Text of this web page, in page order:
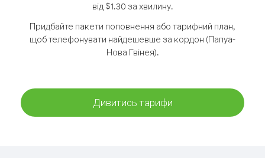
від $1.30 за хвилину.
Придбайте пакети поповнення або тарифний план,
щоб телефонувати найдешевше за кордон (Папуа-
Нова Гвінея).
Дивитись тарифи